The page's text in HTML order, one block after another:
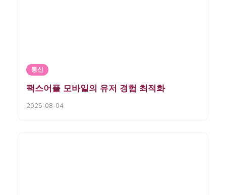
통신
팩스어플 모바일의 유저 경험 최적화
2025-08-04